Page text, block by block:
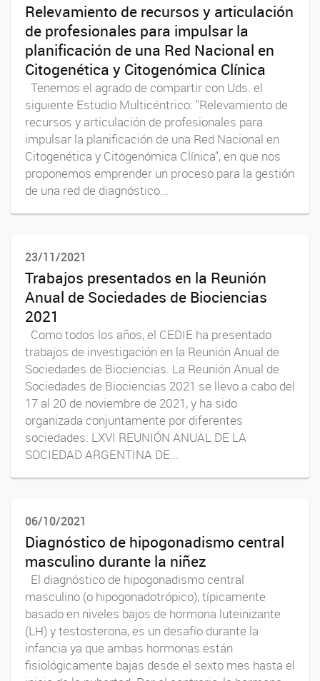
Relevamiento de recursos y articulación
de profesionales para impulsar la
planificación de una Red Nacional en
Citogenética y Citogenómica Clínica
Tenemos el agrado de compartir con Uds. el
siguiente Estudio Multicéntrico: "Relevamiento de
recursos y articulación de profesionales para
impulsar la planificación de una Red Nacional en
Citogenética y Citogenómica Clínica", en que nos
proponemos emprender un proceso para la gestión
de una red de diagnóstico...
23/11/2021
Trabajos presentados en la Reunión
Anual de Sociedades de Biociencias
2021
Como todos los años, el CEDIE ha presentado
trabajos de investigación en la Reunión Anual de
Sociedades de Biociencias. La Reunión Anual de
Sociedades de Biociencias 2021 se llevo a cabo del
17 al 20 de noviembre de 2021, y ha sido
organizada conjuntamente por diferentes
sociedades: LXVI REUNIÓN ANUAL DE LA
SOCIEDAD ARGENTINA DE...
06/10/2021
Diagnóstico de hipogonadismo central
masculino durante la niñez
El diagnóstico de hipogonadismo central
masculino (o hipogonadotrópico), típicamente
basado en niveles bajos de hormona luteinizante
(LH) y testosterona, es un desafío durante la
infancia ya que ambas hormonas están
fisiológicamente bajas desde el sexto mes hasta el